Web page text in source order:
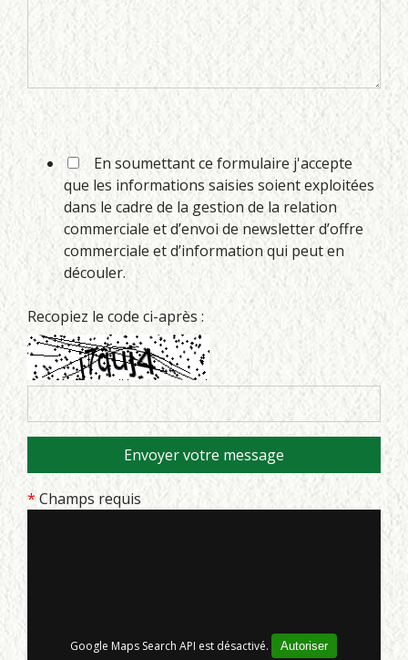
En soumettant ce formulaire j'accepte
que les informations saisies soient exploitées
dans le cadre de la gestion de la relation
commerciale et d’envoi de newsletter d’offre
commerciale et d’information qui peut en
découler.
Recopiez le code ci-après :
*Champs requis
Google Maps Search API est désactivé. Autoriser